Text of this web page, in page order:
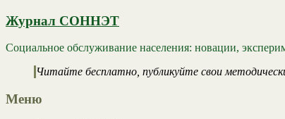
Журнал СОННЭТ
Социальное обслуживание населения: новации,
Читайте бесплатно, публикуйте свои
Меню